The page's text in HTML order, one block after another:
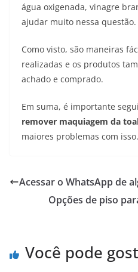
água oxigenada, vinagre
ajudar muito nessa questão.
Como visto, são maneiras
realizadas e os produtos
achado e comprado.
Em suma, é importante
remover maquiagem da
maiores problemas com isso.
Acessar o WhatsApp de
Opções de piso
Você pode